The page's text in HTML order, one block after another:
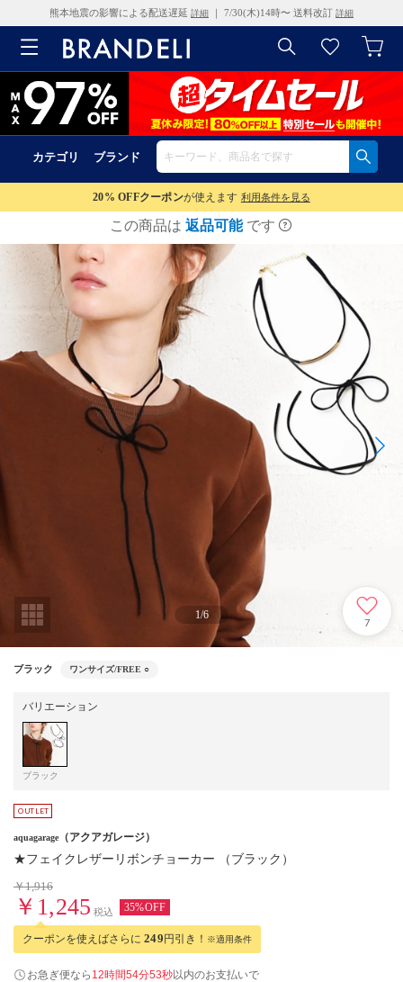
熊本地震の影響による配送遅延 詳細 ｜ 7/30(木)14時〜 送料改訂 詳細
カテゴリ ブランド
20% OFFクーポンが使えます 利用条件を見る
この商品は 返品可能 です
1/6
7
ブラック ワンサイズ/FREE ○
バリエーション
ブラック
aquagarage （アクアガレージ）
★フェイクレザーリボンチョーカー （ブラック）
￥1,916
￥1,245 税込 35%OFF
クーポンを使えばさらに 249円引き！ ※適用条件
お急ぎ便なら 12時間54分53秒以内のお支払いで